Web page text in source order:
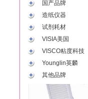
国产品牌
造纸仪器
试剂耗材
VISIA美国
VISCO粘度科技
Younglin英麟
其他品牌